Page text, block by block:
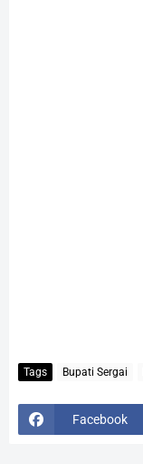
Tags Bupati Sergai
Facebook